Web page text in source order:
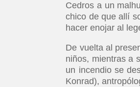
Cedros a un
chico de que allí
hacer enojar al
De vuelta al
niños, mientras a
un incendio se
Konrad),